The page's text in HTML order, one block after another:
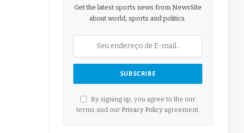
Get the latest sports news from NewsSite
about world, sports and politics.
By signing up, you agree to the our
terms and our Privacy Policyagreement.